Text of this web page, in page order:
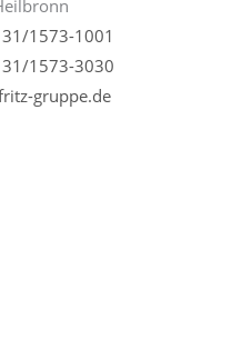
1573-1001
1573-3030
gruppe.de